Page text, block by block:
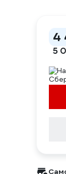
4
5